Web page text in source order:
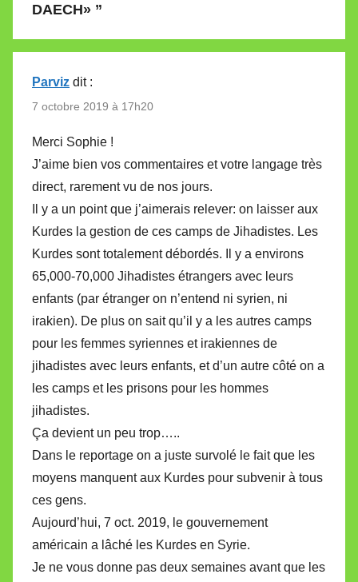
DAECH» ”
Parviz dit :
7 octobre 2019 à 17h20
Merci Sophie !
J’aime bien vos commentaires et votre langage très
direct, rarement vu de nos jours.
Il y a un point que j’aimerais relever: on laisser aux
Kurdes la gestion de ces camps de Jihadistes. Les
Kurdes sont totalement débordés. Il y a environs
65,000-70,000 Jihadistes étrangers avec leurs
enfants (par étranger on n’entend ni syrien, ni
irakien). De plus on sait qu’il y a les autres camps
pour les femmes syriennes et irakiennes de
jihadistes avec leurs enfants, et d’un autre côté on a
les camps et les prisons pour les hommes
jihadistes.
Ça devient un peu trop…..
Dans le reportage on a juste survolé le fait que les
moyens manquent aux Kurdes pour subvenir à tous
ces gens.
Aujourd’hui, 7 oct. 2019, le gouvernement
américain a lâché les Kurdes en Syrie.
Je ne vous donne pas deux semaines avant que les